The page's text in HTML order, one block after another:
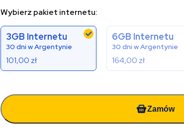
Wybierz pakiet internetu:
3GB Internetu
30 dni w Argentynie
101,00 zł
6GB Internetu
30 dni w Argentynie
164,00 zł
Zamów